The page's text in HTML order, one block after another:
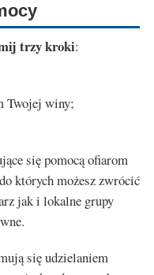
trzy kroki:
Twojej winy;
się pomocą ofiarom
których możesz zwrócić
jak i lokalne grupy
się udzielaniem